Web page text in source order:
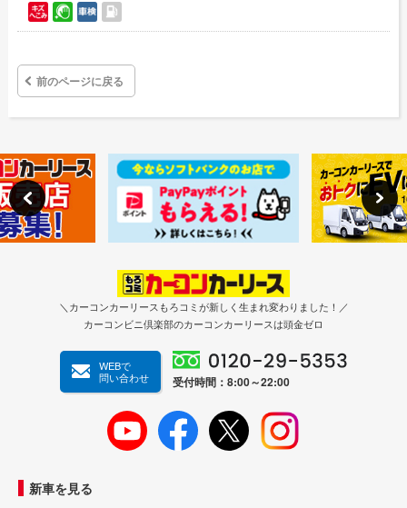
前のページに戻る
＼カーコンカーリースもろコミが新しく生まれ変わりました！／
カーコンビニ倶楽部のカーコンカーリースは頭金ゼロ
WEBで
問い合わせ
受付時間：8:00～22:00
新車を見る